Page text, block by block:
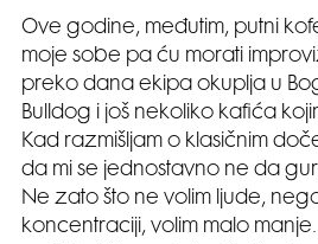
Ove godine, međutim, putni
moje sobe pa ću morati
preko dana ekipa okuplja u
Bulldog i još nekoliko kafića
Kad razmišljam o klasičnim
da mi se jednostavno ne da
Ne zato što ne volim ljude,
koncentraciji, volim malo